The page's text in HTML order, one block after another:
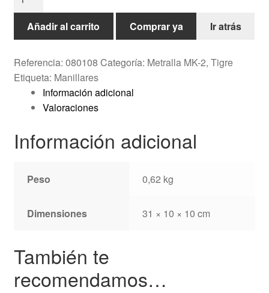
semimanillares
Bultaco
Metralla
2
cantidad
Añadir al carrito Comprar ya Ir atrás
Referencia: 080108 Categoría: Metralla MK-2, Tigre
Etiqueta: Manillares
Información adicional
Valoraciones
Información adicional
Peso 0,62 kg
Dimensiones 31 × 10 × 10 cm
También te
recomendamos…